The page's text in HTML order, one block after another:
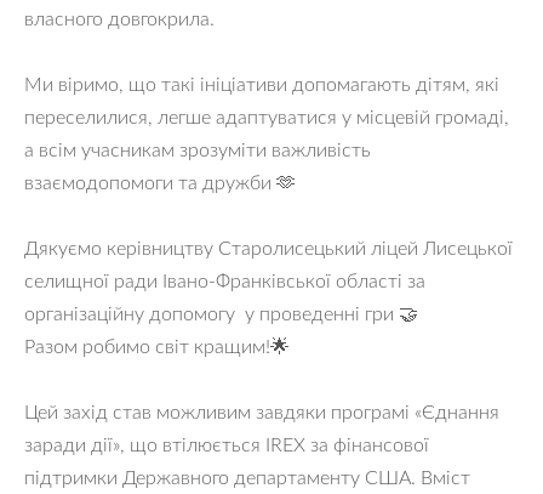
власного довгокрила.
Ми віримо, що такі ініціативи допомагають дітям, які
переселилися, легше адаптуватися у місцевій громаді,
а всім учасникам зрозуміти важливість
взаємодопомоги та дружби 🫶
Дякуємо керівництву Старолисецький ліцей Лисецької
селищної ради Івано-Франківської області за
організаційну допомогу у проведенні гри 🤝
Разом робимо світ кращим!🌟
Цей захід став можливим завдяки програмі «Єднання
заради дії», що втілюється IREX за фінансової
підтримки Державного департаменту США. Вміст